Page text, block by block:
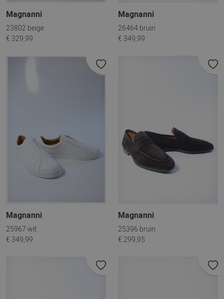
Magnanni
23802 beige
€ 329,99
Magnanni
26464 bruin
€ 349,99
Magnanni
25967 wit
€ 349,99
Magnanni
25396 bruin
€ 299,95